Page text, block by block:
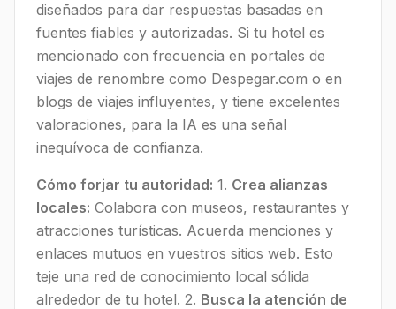
diseñados para dar respuestas basadas en
fuentes fiables y autorizadas. Si tu hotel es
mencionado con frecuencia en portales de
viajes de renombre como Despegar.com o en
blogs de viajes influyentes, y tiene excelentes
valoraciones, para la IA es una señal
inequívoca de confianza.
Cómo forjar tu autoridad: 1. Crea alianzas
locales: Colabora con museos, restaurantes y
atracciones turísticas. Acuerda menciones y
enlaces mutuos en vuestros sitios web. Esto
teje una red de conocimiento local sólida
alrededor de tu hotel. 2. Busca la atención de